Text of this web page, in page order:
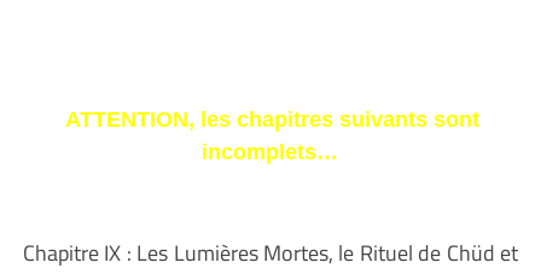
ATTENTION, les chapitres suivants sont
incomplets…
Chapitre IX : Les Lumières Mortes, le Rituel de Chüd et